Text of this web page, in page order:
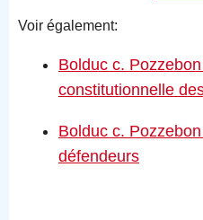
Voir également:
Bolduc c.
constitutionnelle
Bolduc c.
défendeurs